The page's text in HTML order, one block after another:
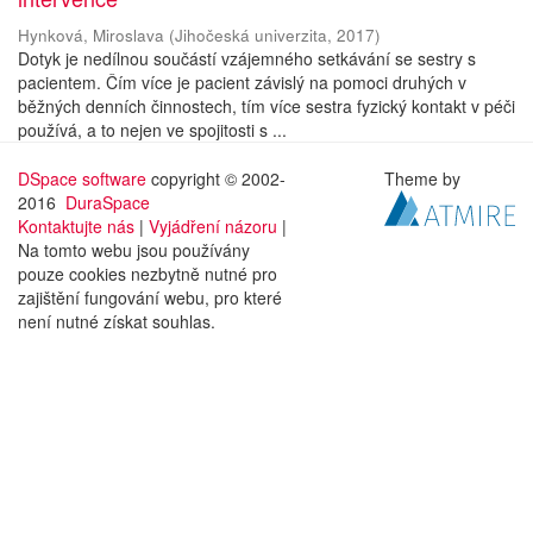
Hynková, Miroslava (Jihočeská univerzita, 2017)
Dotyk je nedílnou součástí vzájemného setkávání se sestry s
pacientem. Čím více je pacient závislý na pomoci druhých v
běžných denních činnostech, tím více sestra fyzický kontakt v péči
používá, a to nejen ve spojitosti s ...
DSpace software copyright © 2002-
2016 DuraSpace
Kontaktujte nás | Vyjádření názoru |
Na tomto webu jsou používány
pouze cookies nezbytně nutné pro
zajištění fungování webu, pro které
není nutné získat souhlas.
Theme by